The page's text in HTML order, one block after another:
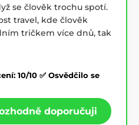
se člověk trochu spotí.
travel, kde člověk
tričkem více dnů, tak
10/10 ✅ Osvědčilo se
doporučuji